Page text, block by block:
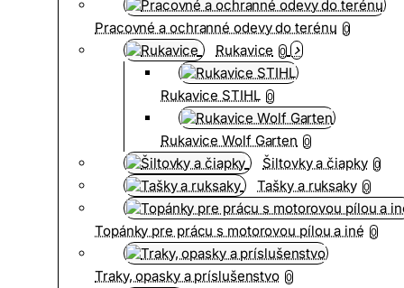
Pracovné a ochranné odevy do terénu 0
Rukavice 0
Rukavice STIHL 0
Rukavice Wolf Garten 0
Šiltovky a čiapky 0
Tašky a ruksaky 0
Topánky pre prácu s motorovou pílou a iné 0
Traky, opasky a príslušenstvo 0